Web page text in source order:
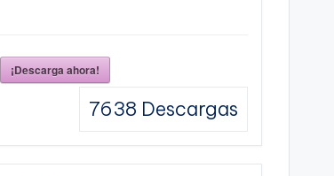
¡Descarga ahora!
7638 Descargas